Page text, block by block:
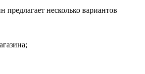
предлагает несколько вариантов